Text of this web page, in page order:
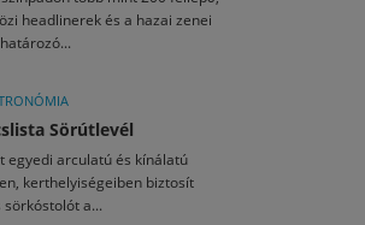
headlinerek és a hazai zenei
Sörútlevél
egyedi arculatú és kínálatú
kerthelyiségeiben biztosít
sörkóstolót a...